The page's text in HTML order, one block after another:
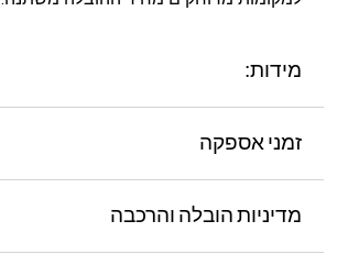
מידות:
זמני אספקה
מדיניות הובלה והרכבה